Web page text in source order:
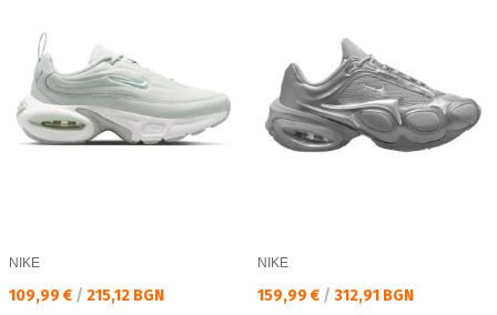
NIKE
Текуща цена:
109,99 € / 215,12 BGN
NIKE
Текуща цена:
159,99 € / 312,91 BGN